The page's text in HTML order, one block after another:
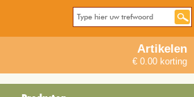
Artikelen
€ 0.00 korting